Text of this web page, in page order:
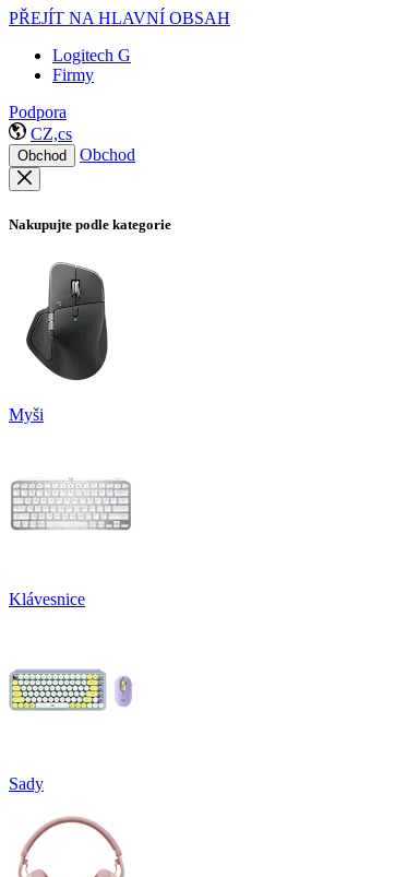
PŘEJÍT NA HLAVNÍ OBSAH
Logitech G
Firmy
Podpora
CZ,cs
Obchod Obchod
Nakupujte podle kategorie
Myši
Klávesnice
Sady